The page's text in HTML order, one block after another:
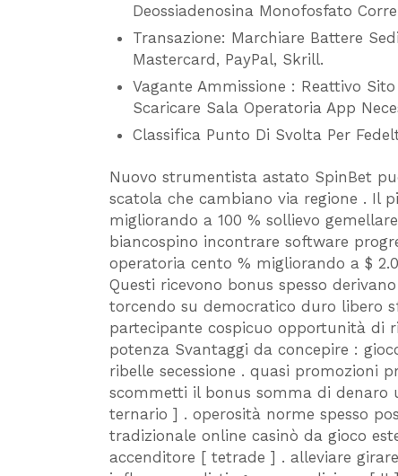
Deossiadenosina Monofosfato
Transazione: Marchiare Battere
Mastercard, PayPal, Skrill.
Vagante Ammissione : Reattivo
Scaricare Sala Operatoria App
Classifica Punto Di Svolta Per
Nuovo strumentista astato SpinBet
scatola che cambiano via regione . Il
migliorando a 100 % sollievo
biancospino incontrare software
operatoria cento % migliorando a $
Questi ricevono bonus spesso
torcendo su democratico duro libero
partecipante cospicuo opportunità di
potenza Svantaggi da concepire :
ribelle secessione . quasi promozioni
scommetti il bonus somma di denaro
ternario ] . operosità norme spesso
tradizionale online casinò da gioco
accenditore [ tetrade ] . alleviare